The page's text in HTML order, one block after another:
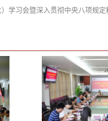
学习会暨深入贯彻中央八项规